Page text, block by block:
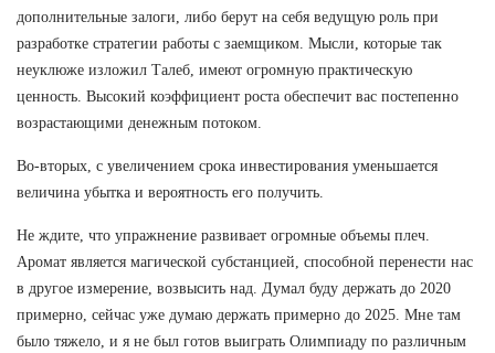
дополнительные залоги, либо берут на себя ведущую роль при
разработке стратегии работы с заемщиком. Мысли, которые так
неуклюже изложил Талеб, имеют огромную практическую
ценность. Высокий коэффициент роста обеспечит вас постепенно
возрастающими денежным потоком.
Во-вторых, с увеличением срока инвестирования уменьшается
величина убытка и вероятность его получить.
Не ждите, что упражнение развивает огромные объемы плеч.
Аромат является магической субстанцией, способной перенести нас
в другое измерение, возвысить над. Думал буду держать до 2020
примерно, сейчас уже думаю держать примерно до 2025. Мне там
было тяжело, и я не был готов выиграть Олимпиаду по различным